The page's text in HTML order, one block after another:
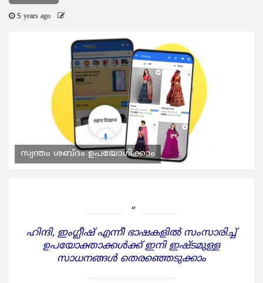
5 years ago
സ്വന്തം ശബ്ദം ഉപയോഗിക്കാം
ഹിന്ദി, ഇംഗ്ലീഷ് എന്നീ ഭാഷകളില്‍ സംസാരിച്ച്
ഉപയോക്താക്കള്‍ക്ക് ഇനി ഇഷ്ടമുള്ള
സാധനങ്ങള്‍ തെരഞ്ഞെടുക്കാം